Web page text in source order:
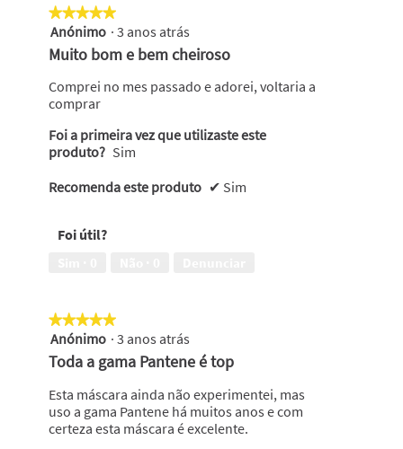
★★★★★
★★★★★
5
em
5
estrelas.
Anónimo · 3 anos atrás
Muito bom e bem cheiroso
Comprei no mes passado e adorei, voltaria a
comprar
Foi a primeira vez que utilizaste este
produto? Sim
Recomenda este produto ✔ Sim
Foi útil?
★★★★★
★★★★★
5
em
5
estrelas.
Anónimo · 3 anos atrás
Toda a gama Pantene é top
Esta máscara ainda não experimentei, mas
uso a gama Pantene há muitos anos e com
certeza esta máscara é excelente.